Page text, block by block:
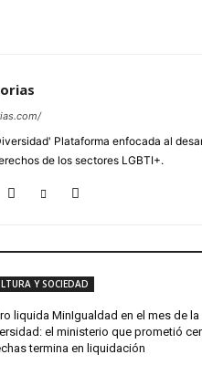
Plataforma enfocada al
de los sectores LGBTI+.
Y SOCIEDAD
liquida MinIgualdad en el mes de la
el ministerio que prometió
termina en liquidación